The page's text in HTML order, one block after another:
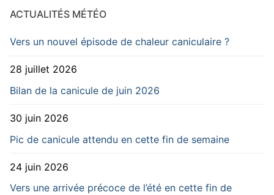
ACTUALITÉS MÉTÉO
Vers un nouvel épisode de chaleur caniculaire ?
28 juillet 2026
Bilan de la canicule de juin 2026
30 juin 2026
Pic de canicule attendu en cette fin de semaine
24 juin 2026
Vers une arrivée précoce de l’été en cette fin de